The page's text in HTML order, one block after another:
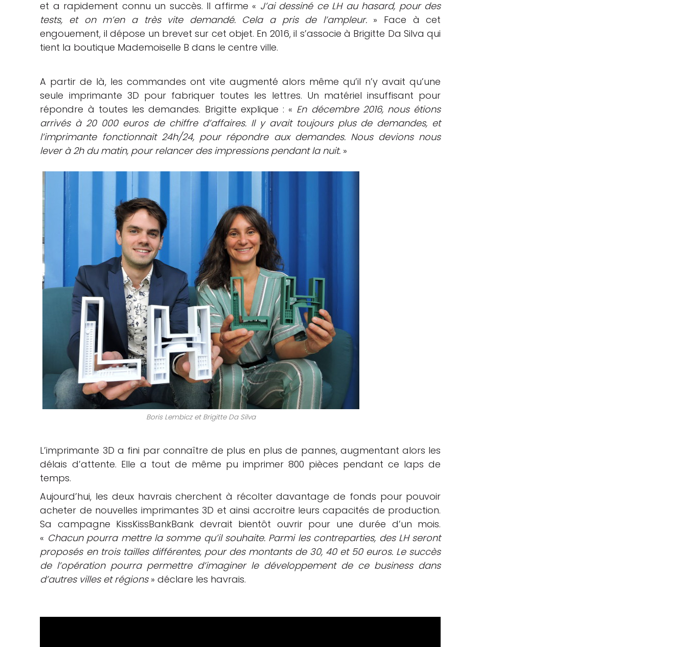
et a rapidement connu un succès. Il affirme « J’ai dessiné ce LH au hasard, pour des
tests, et on m’en a très vite demandé. Cela a pris de l’ampleur.» Face à cet
engouement, il dépose un brevet sur cet objet. En 2016, il s’associe à Brigitte Da Silva qui
tient la boutique Mademoiselle B dans le centre ville.
A partir de là, les commandes ont vite augmenté alors même qu’il n’y avait qu’une
seule imprimante 3D pour fabriquer toutes les lettres. Un matériel insuffisant pour
répondre à toutes les demandes. Brigitte explique : « En décembre 2016, nous étions
arrivés à 20 000 euros de chiffre d’affaires. Il y avait toujours plus de demandes, et
l’imprimante fonctionnait 24h/24, pour répondre aux demandes. Nous devions nous
lever à 2h du matin, pour relancer des impressions pendant la nuit. »
Boris Lembicz et Brigitte Da Silva
L’imprimante 3D a fini par connaître de plus en plus de pannes, augmentant alors les
délais d’attente. Elle a tout de même pu imprimer 800 pièces pendant ce laps de
temps.
Aujourd’hui, les deux havrais cherchent à récolter davantage de fonds pour pouvoir
acheter de nouvelles imprimantes 3D et ainsi accroitre leurs capacités de production.
Sa campagne KissKissBankBank devrait bientôt ouvrir pour une durée d’un mois.
« Chacun pourra mettre la somme qu’il souhaite. Parmi les contreparties, des LH seront
proposés en trois tailles différentes, pour des montants de 30, 40 et 50 euros. Le succès
de l’opération pourra permettre d’imaginer le développement de ce business dans
d’autres villes et régions» déclare les havrais.